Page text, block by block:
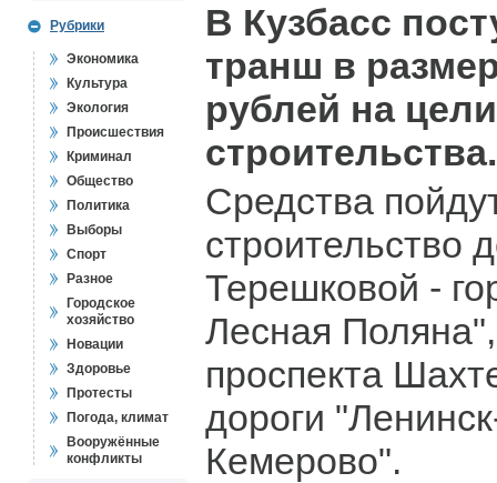
Рубрики
Экономика
Культура
Экология
Происшествия
Криминал
Общество
Политика
Выборы
Спорт
Разное
Городское
хозяйство
Новации
Здоровье
Протесты
Погода, климат
Вооружённые
конфликты
В Кузбасс
транш в
рублей на
строительства.
Средства
строительство
Терешковой -
Лесная
проспекта
дороги
Кемерово".